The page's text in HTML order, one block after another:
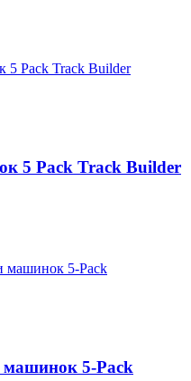
5 Pack Track Builder
5-Pack